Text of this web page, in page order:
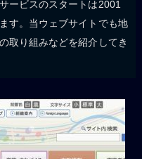
ービスのスタートは2001
す。当ウェブサイトでも地
取り組みなどを紹介してき